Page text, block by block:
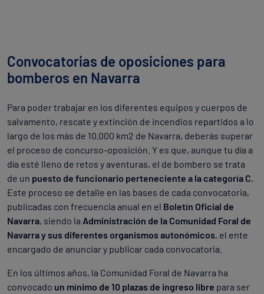
Convocatorias de oposiciones para
bomberos en Navarra
Para poder trabajar en los diferentes equipos y cuerpos de
salvamento, rescate y extinción de incendios repartidos a lo
largo de los más de 10.000 km2 de Navarra, deberás superar
el proceso de concurso-oposición. Y es que, aunque tu día a
día esté lleno de retos y aventuras, el de bombero se trata
de un puesto de funcionario perteneciente a la categoría C.
Este proceso se detalle en las bases de cada convocatoria,
publicadas con frecuencia anual en el Boletín Oficial de
Navarra, siendo la Administración de la Comunidad Foral de
Navarra y sus diferentes organismos autonómicos, el ente
encargado de anunciar y publicar cada convocatoria.
En los últimos años, la Comunidad Foral de Navarra ha
convocado un mínimo de 10 plazas de ingreso libre para ser